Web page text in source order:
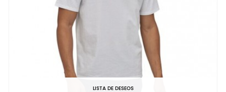
LISTA DE DESEOS